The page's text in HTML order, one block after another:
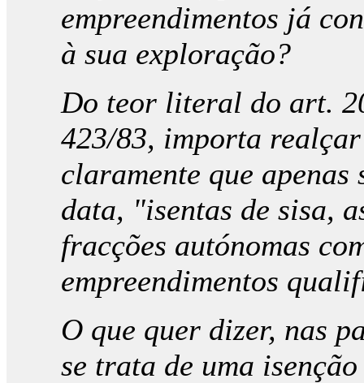
empreendimentos já
à sua exploração?
Do teor literal do art.
423/83, importa
claramente que
data, "isentas de sisa,
fracções autónomas
empreendimentos
O que quer dizer, nas
se trata de uma